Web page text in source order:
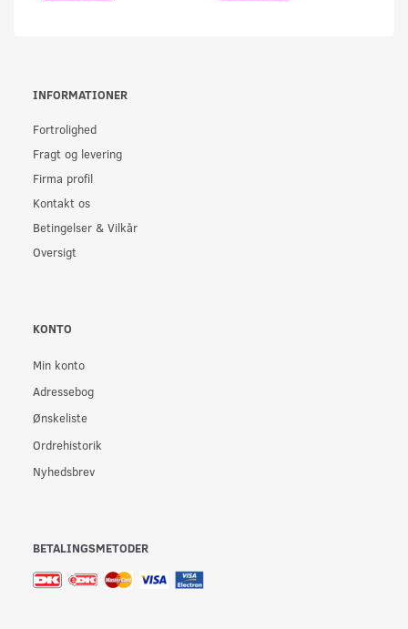
INFORMATIONER
Fortrolighed
Fragt og levering
Firma profil
Kontakt os
Betingelser & Vilkår
Oversigt
KONTO
Min konto
Adressebog
Ønskeliste
Ordrehistorik
Nyhedsbrev
BETALINGSMETODER